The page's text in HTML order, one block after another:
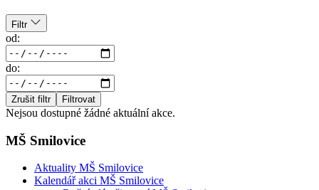
Filtr
od:
do:
Zrušit filtr Filtrovat
Nejsou dostupné žádné aktuální akce.
MŠ Smilovice
Aktuality MŠ Smilovice
Kalendář akci MŠ Smilovice